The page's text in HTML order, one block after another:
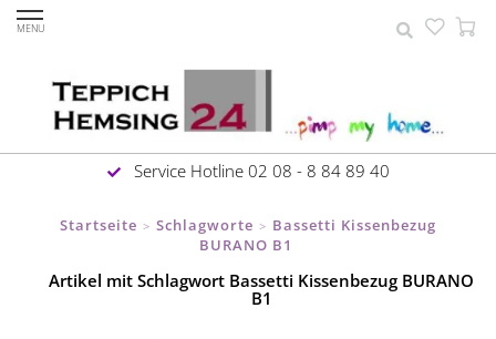
MENU
Service Hotline 02 08 - 8 84 89 40
Startseite > Schlagworte > Bassetti Kissenbezug
BURANO B1
Artikel mit Schlagwort Bassetti Kissenbezug BURANO
B1